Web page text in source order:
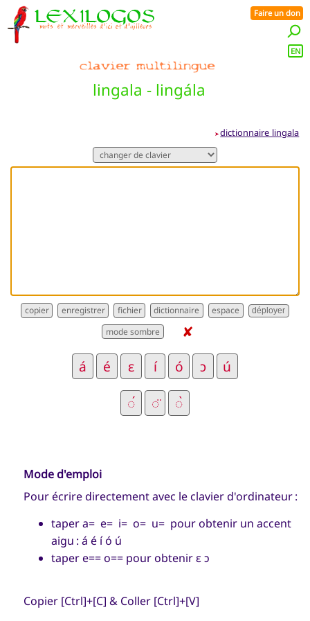
lingala - lingála
Faire un don
EN
➤dictionnaire lingala
dictionnaire déployer
✘
Mode d'emploi
Pour écrire directement avec le clavier d'ordinateur :
taper a= e= i= o= u= pour obtenir un accent
aigu : á é í ó ú
taper e== o== pour obtenirɛ ɔ
Copier [Ctrl]+[C] & Coller [Ctrl]+[V]